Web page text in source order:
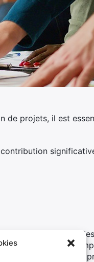
de projets, il est
projet. Quelles sont
en compte? Par
compétences en